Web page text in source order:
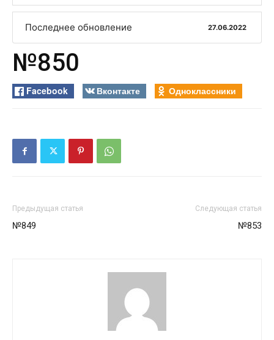
Последнее обновление 27.06.2022
№850
Facebook Вконтакте Одноклассники
Предыдущая статья
№849
Следующая статья
№853